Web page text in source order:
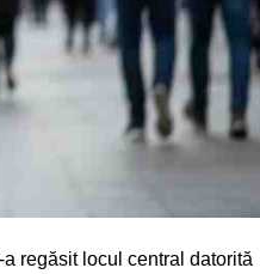
regăsit locul central datorită